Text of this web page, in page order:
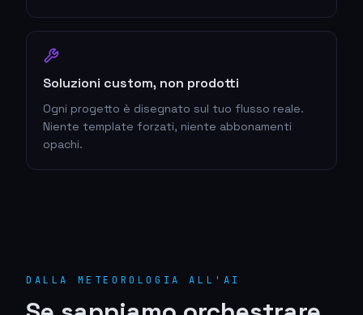
Soluzioni custom, non prodotti
Ogni progetto è disegnato sul tuo flusso reale.
Niente template forzati, niente abbonamenti
opachi.
DALLA METEOROLOGIA ALL'AI